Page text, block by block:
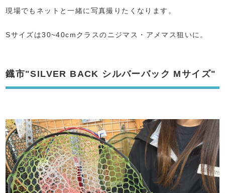
現場でもネットと一緒に写真撮りたくなります。
Sサイズは30~40cmクラスのニジマス・アメマス狙いに。
鐡市"SILVER BACK シルバーバック Mサイズ"